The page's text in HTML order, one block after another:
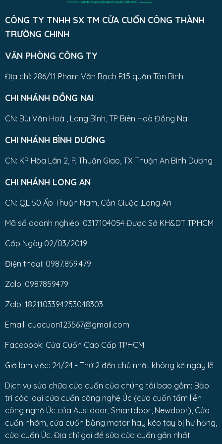
CÔNG TY TNHH SX TM CỬA CUỐN CÔNG THÀNH
TRƯỜNG CHINH
VĂN PHÒNG CÔNG TY
Địa chỉ: 286/11 Phạm Văn Bạch P.15 quận Tân Bình
CHI NHÁNH ĐỒNG NAI
CN: Bùi Văn Hoà , Long Bình, TP Biên Hoà Đồng Nai
CHI NHÁNH BÌNH DƯƠNG
CN: KP Hòa Lân 2, P. Thuận Giao, TX Thuận An Bình Dương
CHI NHÁNH LONG AN
CN: QL 50 Ấp Thuận Nam, Cần Giuộc ,Long An
Mã số doanh nghiệp: 0317104054 Được Sở KH&DT TP.HCM
Cấp Ngày 02/03/2019
Điện thoại: 0987.859.479
Zalo: 0987859479
Zalo: 1821103394253048303
Email: cuacuon123567@gmail.com
Facebook: Cửa Cuốn Cao Cấp TPHCM
Giờ làm việc: 24/24 - Thứ 2 đến chủ nhật không kể ngày lễ
Dịch vụ sửa chữa cửa cuốn của chúng tôi bao gồm: Bảo
trì các loại cửa cuốn công nghệ Úc (cửa cuốn tấm liền
công nghệ Úc của Austdoor, Smartdoor, Newdoor), Cửa
cuốn nhôm, cửa cuốn bằng motor hay kéo tay bị hư hỏng,
cửa cuốn Úc. Địa chỉ gọi để sửa cửa cuốn gần nhất.